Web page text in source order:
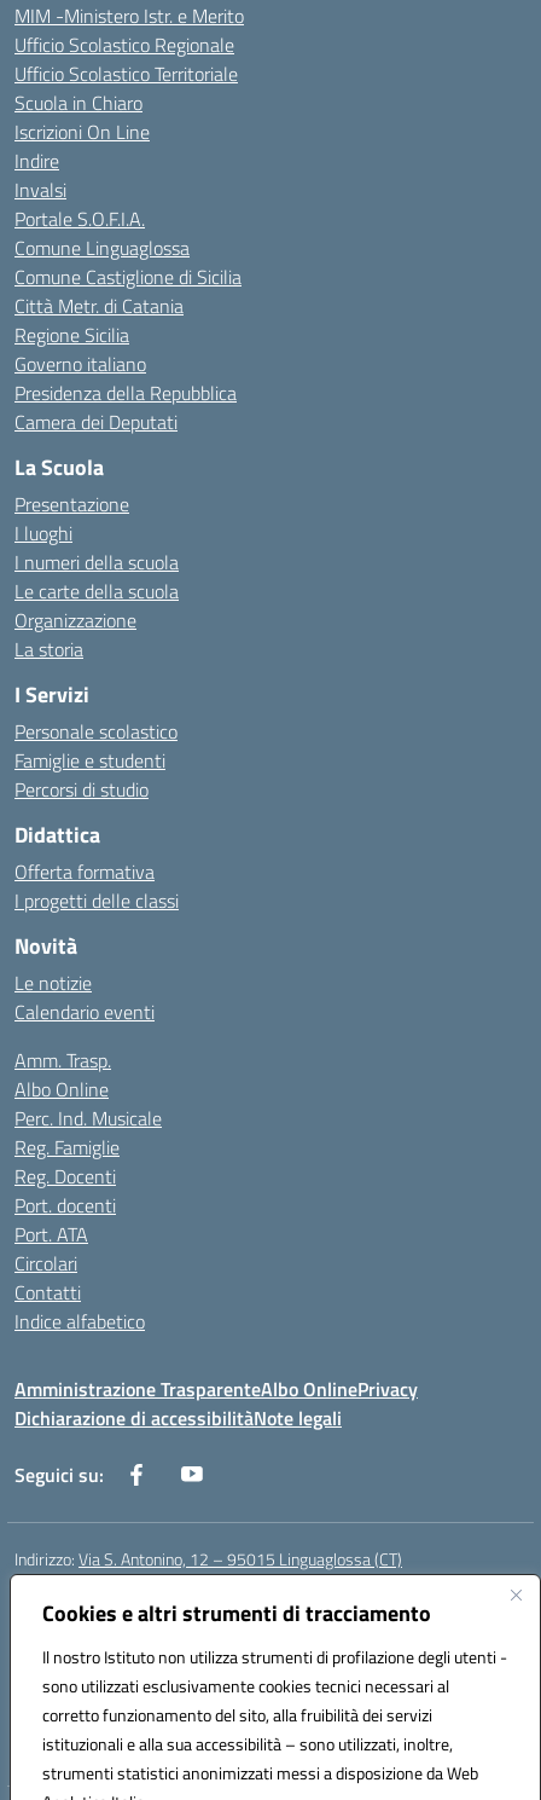
Cookies e altri strumenti di tracciamento
Il nostro Istituto non utilizza strumenti di profilazione degli utenti -
sono utilizzati esclusivamente cookies tecnici necessari al
corretto funzionamento del sito, alla fruibilità dei servizi
istituzionali e alla sua accessibilità – sono utilizzati, inoltre,
strumenti statistici anonimizzati messi a disposizione da Web
MIM -Ministero Istr. e Merito
Ufficio Scolastico Regionale
Ufficio Scolastico Territoriale
Scuola in Chiaro
Iscrizioni On Line
Indire
Invalsi
Portale S.O.F.I.A.
Comune Linguaglossa
Comune Castiglione di Sicilia
Città Metr. di Catania
Regione Sicilia
Governo italiano
Presidenza della Repubblica
Camera dei Deputati
La Scuola
Presentazione
I luoghi
I numeri della scuola
Le carte della scuola
Organizzazione
La storia
I Servizi
Personale scolastico
Famiglie e studenti
Percorsi di studio
Didattica
Offerta formativa
I progetti delle classi
Novità
Le notizie
Calendario eventi
Amm. Trasp.
Albo Online
Perc. Ind. Musicale
Reg. Famiglie
Reg. Docenti
Port. docenti
Port. ATA
Circolari
Contatti
Indice alfabetico
Amministrazione TrasparenteAlbo OnlinePrivacy
Dichiarazione di accessibilitàNote legali
Seguici su:
Indirizzo:Via S. Antonino, 12 – 95015 Linguaglossa (CT)
Centralino:
Posta elettronica certificata (PEC):ctic83200r@pec.istruzione.it
Codice fiscale: 83002470876
Codice meccanografico:CTIC83200R
Codice Indice delle Pubbliche Amministrazioni (IPA): istsc_CTIC83200R
Codice unico di fatturazione (CUF): UF7TEB